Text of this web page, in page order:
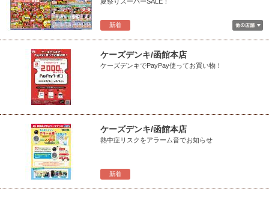
新着
ケーズデンキ/函館本店
ケーズデンキでPayPay使ってお買い物！
新着
ケーズデンキ/函館本店
熱中症リスクをアラーム音でお知らせ